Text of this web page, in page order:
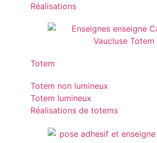
Réalisations
Totem
Totem non lumineux
Totem lumineux
Réalisations de totems